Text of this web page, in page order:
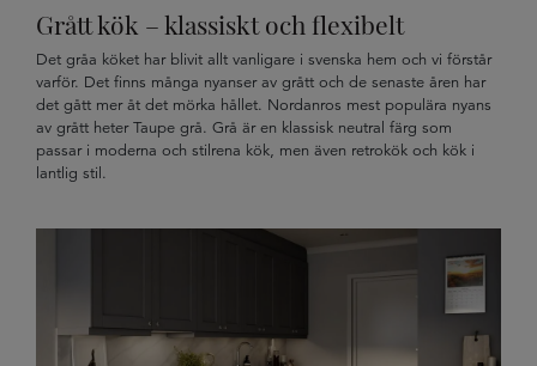
Grått kök – klassiskt och flexibelt
Det gråa köket har blivit allt vanligare i svenska hem och vi förstår
varför. Det finns många nyanser av grått och de senaste åren har
det gått mer åt det mörka hållet. Nordanros mest populära nyans
av grått heter Taupe grå. Grå är en klassisk neutral färg som
passar i moderna och stilrena kök, men även retrokök och kök i
lantlig stil.